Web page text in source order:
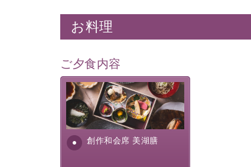
お料理
ご夕食内容
創作和会席 美湖膳
美湖膳とは諏訪の地で特別を
提供する為に料理長・神原 裕
明が考え出した創作和会席で
す。美しい諏訪湖の幸...